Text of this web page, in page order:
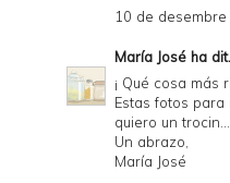
10 de
María José ha
¡ Qué cosa más
Estas fotos para
quiero un
Un abrazo,
María José